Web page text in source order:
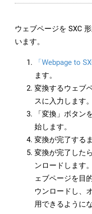
ウェブページを SXC
います。
「Webpage to
ます。
変換するウェブ
スに入力します。
「変換」ボタン
始します。
変換が完了する
変換が完了した
ンロードします
ェブページを目
ウンロードし、
用できるように